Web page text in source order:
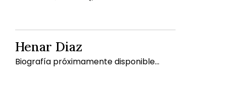
Henar Diaz
Biografía próximamente disponible...